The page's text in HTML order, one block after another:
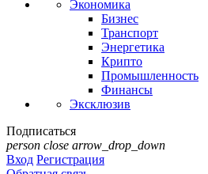
Экономика
Бизнес
Транспорт
Энергетика
Крипто
Промышленность
Финансы
Эксклюзив
Подписаться
person close arrow_drop_down
Вход Регистрация